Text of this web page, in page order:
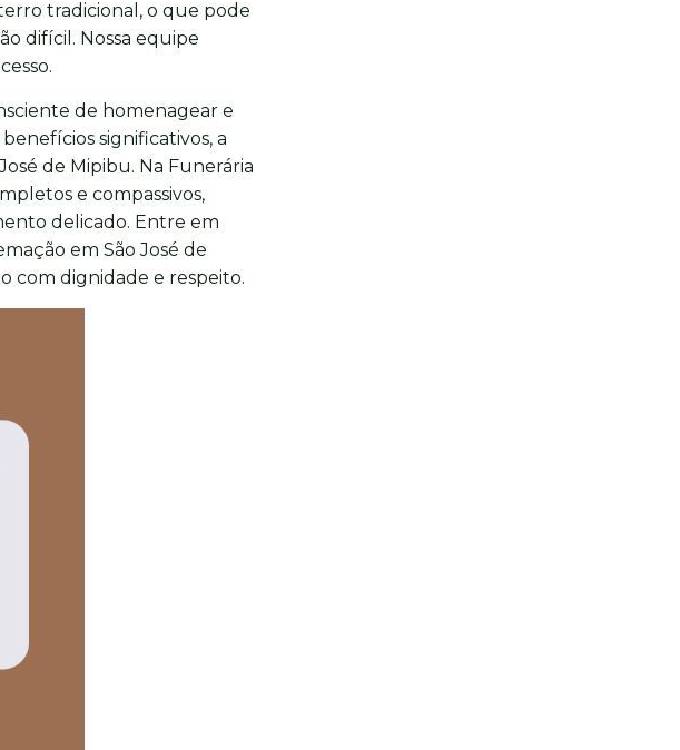
tradicional, o que pode
difícil. Nossa equipe
de homenagear e
significativos, a
de Mipibu. Na Funerária
e compassivos,
delicado. Entre em
em São José de
com dignidade e respeito.